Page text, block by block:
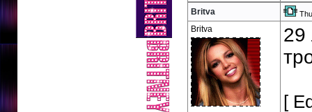
Britva
Britva
29
[